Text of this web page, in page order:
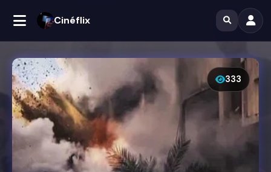
Cinéflix
333